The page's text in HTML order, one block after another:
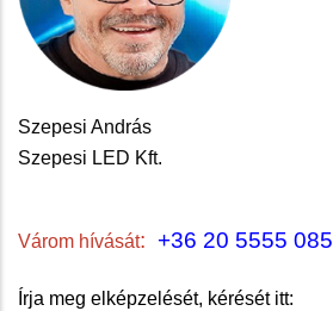
Szepesi András
Szepesi LED Kft.
Várom hívását: +36 20 5555 085
Írja meg elképzelését, kérését itt: